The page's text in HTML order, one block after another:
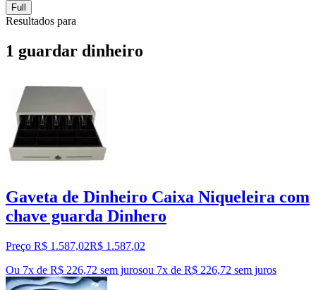
Full
Resultados para
1 guardar dinheiro
Gaveta de Dinheiro Caixa Niqueleira com
chave guarda Dinhero
Preço R$ 1.587,02R$ 1.587,02
Ou 7x de R$ 226,72 sem jurosou 7x de R$ 226,72 sem juros